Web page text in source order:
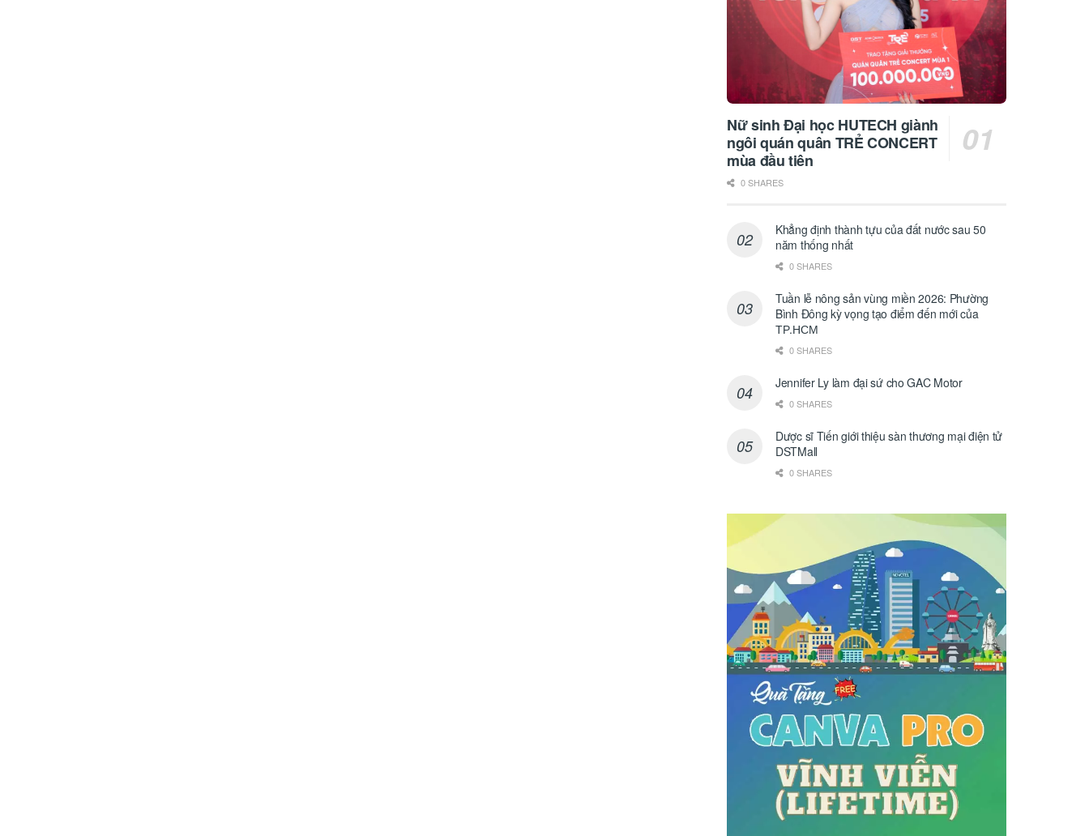
Nữ sinh Đại học HUTECH giành
ngôi quán quân TRẺ CONCERT
mùa đầu tiên
0 SHARES
Khẳng định thành tựu của đất nước sau 50
năm thống nhất
0 SHARES
Tuần lễ nông sản vùng miền 2026: Phường
Bình Đông kỳ vọng tạo điểm đến mới của
ТР.НСМ
0 SHARES
Jennifer Ly làm đại sứ cho GAC Motor
0 SHARES
Dược sĩ Tiến giới thiệu sàn thương mại điện tử
DSTMall
0 SHARES